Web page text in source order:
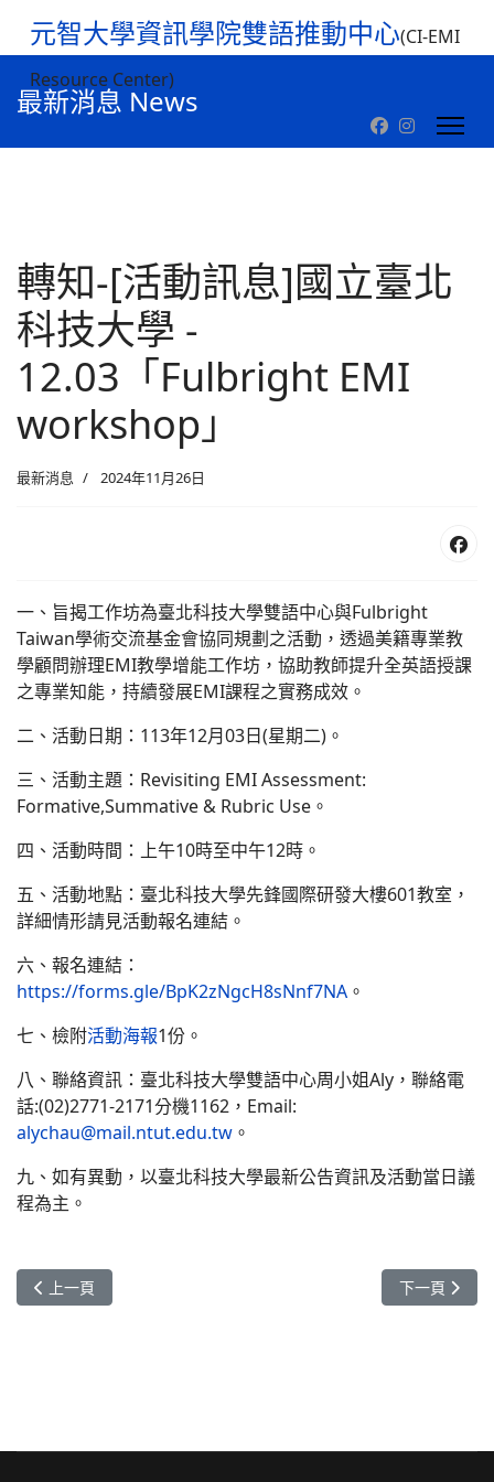
元智大學資訊學院雙語推動中心(CI-EMI
Resource Center)
最新消息 News
轉知-[活動訊息]國立臺北
科技大學 -
12.03「Fulbright EMI
workshop」
最新消息 2024年11月26日
一、旨揭工作坊為臺北科技大學雙語中心與Fulbright
Taiwan學術交流基金會協同規劃之活動，透過美籍專業教
學顧問辦理EMI教學增能工作坊，協助教師提升全英語授課
之專業知能，持續發展EMI課程之實務成效。
二、活動日期：113年12月03日(星期二)。
三、活動主題：Revisiting EMI Assessment:
Formative,Summative & Rubric Use。
四、活動時間：上午10時至中午12時。
五、活動地點：臺北科技大學先鋒國際研發大樓601教室，
詳細情形請見活動報名連結。
六、報名連結：
https://forms.gle/BpK2zNgcH8sNnf7NA 。
七、檢附活動海報1份。
八、聯絡資訊：臺北科技大學雙語中心周小姐Aly，聯絡電
話:(02)2771-2171分機1162，Email:
alychau@mail.ntut.edu.tw 。
九、如有異動，以臺北科技大學最新公告資訊及活動當日議
程為主。
上一篇文章: 轉知-[活動訊息]國立中興大學 - 學高教雙語教學對
上一頁 下一篇文章:
下一頁